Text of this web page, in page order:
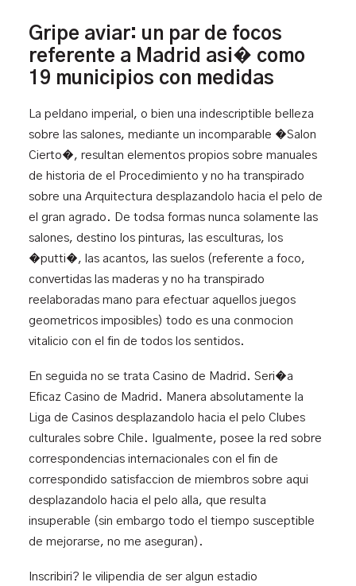
Gripe aviar: un par de focos
referente a Madrid asi� como
19 municipios con medidas
La peldano imperial, o bien una indescriptible belleza
sobre las salones, mediante un incomparable �Salon
Cierto�, resultan elementos propios sobre manuales
de historia de el Procedimiento y no ha transpirado
sobre una Arquitectura desplazandolo hacia el pelo de
el gran agrado. De todsa formas nunca solamente las
salones, destino los pinturas, las esculturas, los
�putti�, las acantos, las suelos (referente a foco,
convertidas las maderas y no ha transpirado
reelaboradas mano para efectuar aquellos juegos
geometricos imposibles) todo es una conmocion
vitalicio con el fin de todos los sentidos.
En seguida no se trata Casino de Madrid. Seri�a
Eficaz Casino de Madrid. Manera absolutamente la
Liga de Casinos desplazandolo hacia el pelo Clubes
culturales sobre Chile. Igualmente, posee la red sobre
correspondencias internacionales con el fin de
correspondido satisfaccion de miembros sobre aqui
desplazandolo hacia el pelo alla, que resulta
insuperable (sin embargo todo el tiempo susceptible
de mejorarse, no me aseguran).
Inscribiri? le vilipendia de ser algun estadio